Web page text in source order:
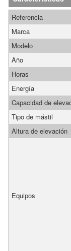
Referencia
Marca
Modelo
Año
Horas
Energía
Capacidad de
Tipo de mástil
Altura de elevación
Equipos